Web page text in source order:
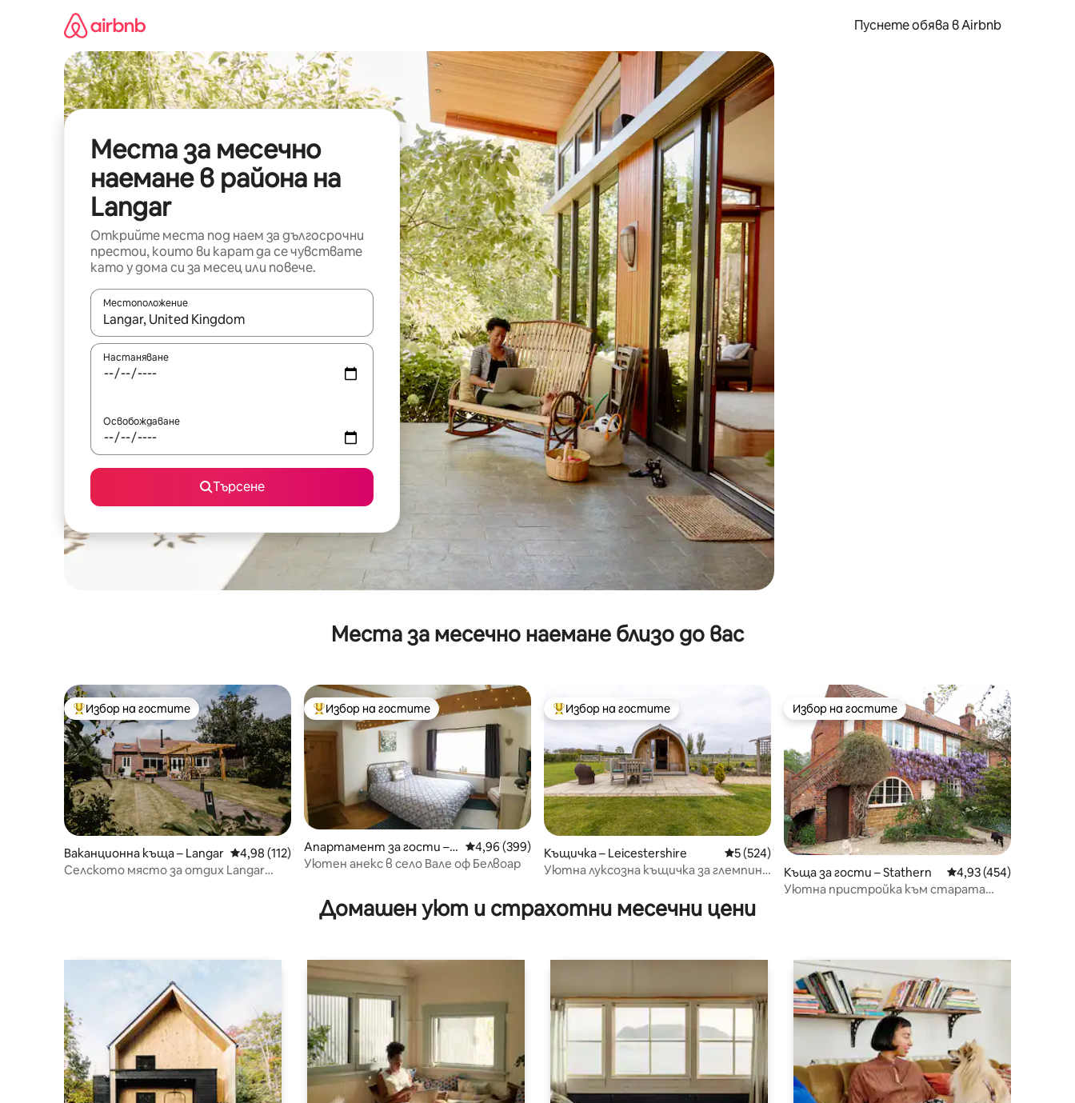
съдържанието
Пуснете обява в Airbnb
Места за месечно
наемане в района на
Langar
Открийте места под наем за дългосрочни
престои, които ви карат да се чувствате
като у дома си за месец или повече.
Местоположение
Когато резултатите се покажат, използвайте клавишите със стрелки нагоре и надолу или навигирайте с докосване или плъзгане.
Настаняване
Освобождаване
Търсене
Места за месечно наемане близо до вас
Най-популярен избор на гостите
Избор на гостите
Ваканционна къща – Langar Средна оценка: 4,98 от 5, 112 отзива
4,98 (112)
Селското място за отдих Langar
Най-популярен избор на гостите
Избор на гостите
Апартамент за гости –
Harby
Средна оценка: 4,96 от 5, 399 отзива
4,96 (399)
Уютен анекс в село Вале оф Белвоар
Най-популярен избор на гостите
Избор на гостите
Къщичка – Leicestershire Средна оценка: 5 от 5, 524 отзива
5 (524)
Уютна луксозна къщичка за глемпинг
Избор на гостите
Избор на гостите
Къща за гости – Stathern Средна оценка: 4,93
4,93 (454)
Уютна пристройка към старата
Домашен уют и страхотни месечни цени